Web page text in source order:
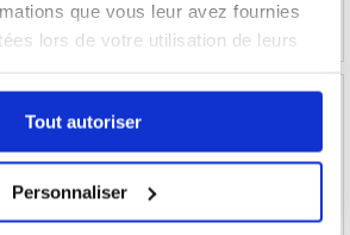
que vous leur avez fournies
lors de votre utilisation de leurs
Tout autoriser
Personnaliser
pour
IPX8 - Noir
Support Vélo / Étui Universel Résistant à
l'Eau West Biking - 7" - Noir